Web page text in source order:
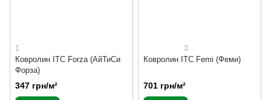
1
Ковролин ITC Forza (АйТиСи
Форза)
347 грн/м²
3
Ковролин ITC Femi (Феми)
701 грн/м²